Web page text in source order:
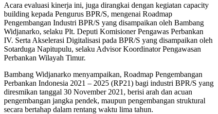
Acara evaluasi kinerja ini, juga dirangkai dengan kegiatan capacity
building kepada Pengurus BPR/S, mengenai Roadmap
Pengembangan Industri BPR/S yang disampaikan oleh Bambang
Widjanarko, selaku Plt. Deputi Komisioner Pengawas Perbankan
IV. Serta Akselerasi Digitalisasi pada BPR/S yang disampaikan oleh
Sotarduga Napitupulu, selaku Advisor Koordinator Pengawasan
Perbankan Wilayah Timur.
Bambang Widjanarko menyampaikan, Roadmap Pengembangan
Perbankan Indonesia 2021 – 2025 (RP21) bagi industri BPR/S yang
diresmikan tanggal 30 November 2021, berisi arah dan acuan
pengembangan jangka pendek, maupun pengembangan struktural
secara bertahap dalam rentang waktu lima tahun.